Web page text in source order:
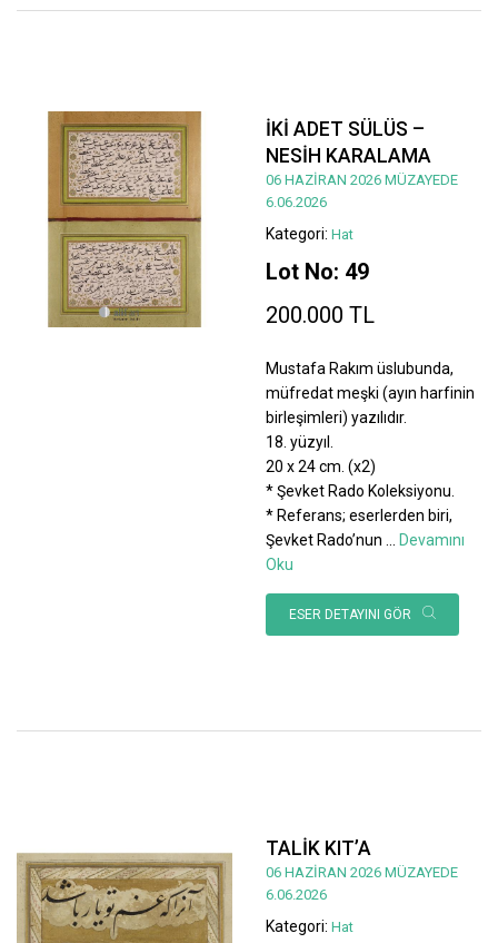
İKİ ADET SÜLÜS –
NESİH KARALAMA
06 HAZİRAN 2026 MÜZAYEDE
6.06.2026
Kategori: Hat
Lot No: 49
200.000 TL
Mustafa Rakım üslubunda,
müfredat meşki (ayın harfinin
birleşimleri) yazılıdır.
18. yüzyıl.
20 x 24 cm. (x2)
* Şevket Rado Koleksiyonu.
* Referans; eserlerden biri,
Şevket Rado’nun
Devamını
Oku
ESER DETAYINI GÖR
TALİK KIT’A
06 HAZİRAN 2026 MÜZAYEDE
6.06.2026
Kategori: Hat